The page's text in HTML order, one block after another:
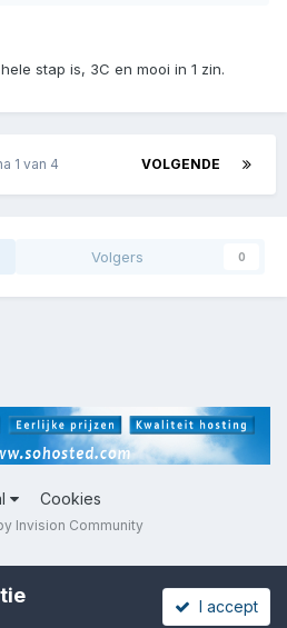
stap is, 3C en mooi in 1 zin.
VOLGENDE
1 van 4
Volgers 0
Cookies
Invision Community
I accept